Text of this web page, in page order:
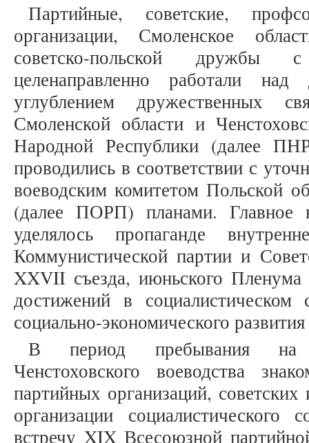
Партийные, советские,
организации, Смоленское
советско-польской дружбы
целенаправленно работали
углублением дружественных
Смоленской области и
Народной Республики (далее
проводились в соответствии с
воеводским комитетом Польской
(далее ПОРП) планами. Главное
уделялось пропаганде
Коммунистической партии и
XXVII съезда, июньского
достижений в социалистическом
социально-экономического
В период пребывания на
Ченстоховского воеводства
партийных организаций,
организации социалистического
встречу XIX Всесоюзной